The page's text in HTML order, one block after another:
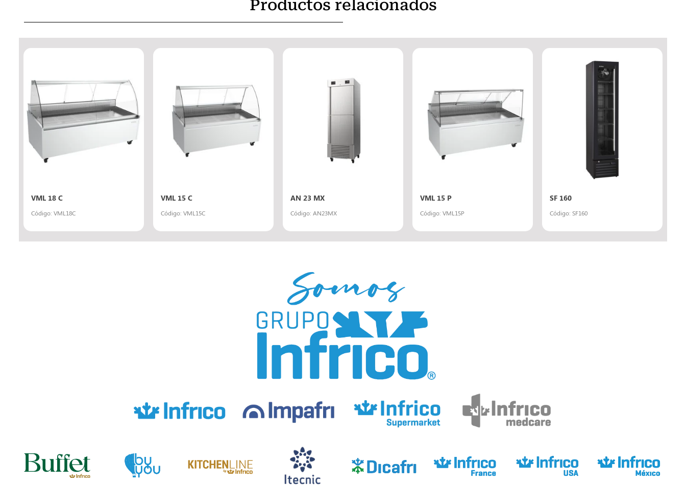
Productos relacionados
VML 18 C
Código: VML18C
VML 15 C
Código: VML15C
AN 23 MX
Código: AN23MX
VML 15 P
Código: VML15P
SF 160
Código: SF160